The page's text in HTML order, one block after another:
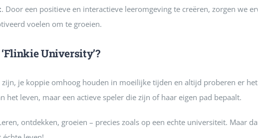
. Door een positieve en interactieve leeromgeving te creëren, zorgen we
voelen om te groeien.
University’?
zijn, je koppie omhoog houden in moeilijke tijden en altijd proberen er
het leven, maar een actieve speler die zijn of haar eigen pad bepaalt.
ontdekken, groeien – precies zoals op een echte universiteit. Maar